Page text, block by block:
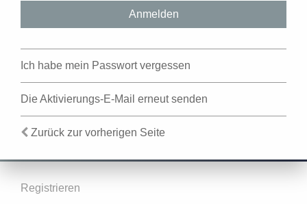
Ich habe mein Passwort vergessen
Die Aktivierungs-E-Mail erneut senden
Zurück zur vorherigen Seite
Registrieren